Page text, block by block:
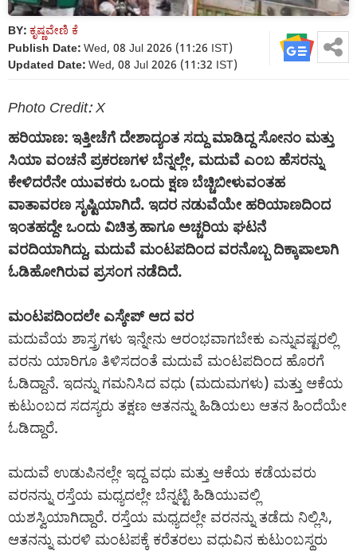
BY: ಕೃಷ್ಣವೇಣಿ ಕೆ
Publish Date: Wed, 08 Jul 2026 (11:26 IST)
Updated Date: Wed, 08 Jul 2026 (11:32 IST)
Photo Credit: X
ಹರಿಯಾಣ: ಇತ್ತೀಚೆಗೆ ದೇಶಾದ್ಯಂತ ಸದ್ದು ಮಾಡಿದ್ದ ಸೋನಂ ಮತ್ತು
ಸಿಯಾ ವಂಚನೆ ಪ್ರಕರಣಗಳ ಬೆನ್ನಲ್ಲೇ, ಮದುವೆ ಎಂಬ ಹೆಸರನ್ನು
ಕೇಳಿದರೆನೇ ಯುವಕರು ಒಂದು ಕ್ಷಣ ಬೆಚ್ಚಿಬೀಳುವಂತಹ
ವಾತಾವರಣ ಸೃಷ್ಟಿಯಾಗಿದೆ. ಇದರ ನಡುವೆಯೇ ಹರಿಯಾಣದಿಂದ
ಇಂತಹದ್ದೇ ಒಂದು ವಿಚಿತ್ರ ಹಾಗೂ ಅಚ್ಚರಿಯ ಘಟನೆ
ವರದಿಯಾಗಿದ್ದು, ಮದುವೆ ಮಂಟಪದಿಂದ ವರನೊಬ್ಬ ದಿಕ್ಕಾಪಾಲಾಗಿ
ಓಡಿಹೋಗಿರುವ ಪ್ರಸಂಗ ನಡೆದಿದೆ.
ಮಂಟಪದಿಂದಲೇ ಎಸ್ಕೇಪ್ ಆದ ವರ
ಮದುವೆಯ ಶಾಸ್ತ್ರಗಳು ಇನ್ನೇನು ಆರಂಭವಾಗಬೇಕು ಎನ್ನುವಷ್ಟರಲ್ಲಿ
ವರನು ಯಾರಿಗೂ ತಿಳಿಸದಂತೆ ಮದುವೆ ಮಂಟಪದಿಂದ ಹೊರಗೆ
ಓಡಿದ್ದಾನೆ. ಇದನ್ನು ಗಮನಿಸಿದ ವಧು (ಮದುಮಗಳು) ಮತ್ತು ಆಕೆಯ
ಕುಟುಂಬದ ಸದಸ್ಯರು ತಕ್ಷಣ ಆತನನ್ನು ಹಿಡಿಯಲು ಆತನ ಹಿಂದೆಯೇ
ಓಡಿದ್ದಾರೆ.
ಮದುವೆ ಉಡುಪಿನಲ್ಲೇ ಇದ್ದ ವಧು ಮತ್ತು ಆಕೆಯ ಕಡೆಯವರು
ವರನನ್ನು ರಸ್ತೆಯ ಮಧ್ಯದಲ್ಲೇ ಬೆನ್ನಟ್ಟಿ ಹಿಡಿಯುವಲ್ಲಿ
ಯಶಸ್ವಿಯಾಗಿದ್ದಾರೆ. ರಸ್ತೆಯ ಮಧ್ಯದಲ್ಲೇ ವರನನ್ನು ತಡೆದು ನಿಲ್ಲಿಸಿ,
ಆತನನ್ನು ಮರಳಿ ಮಂಟಪಕ್ಕೆ ಕರೆತರಲು ವಧುವಿನ ಕುಟುಂಬಸ್ಥರು